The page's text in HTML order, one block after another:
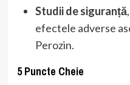
Studii de siguranță
efectele adverse
Perozin.
5 Puncte Cheie